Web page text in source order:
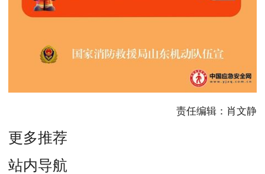
责任编辑：肖文静
更多推荐
站内导航